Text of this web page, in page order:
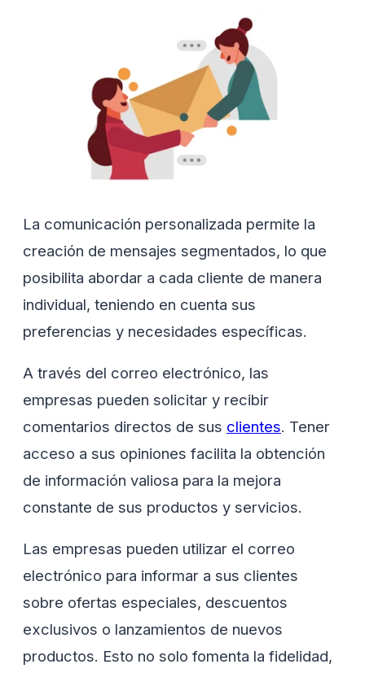
La comunicación personalizada permite la
creación de mensajes segmentados, lo que
posibilita abordar a cada cliente de manera
individual, teniendo en cuenta sus
preferencias y necesidades específicas.
A través del correo electrónico, las
empresas pueden solicitar y recibir
comentarios directos de sus clientes. Tener
acceso a sus opiniones facilita la obtención
de información valiosa para la mejora
constante de sus productos y servicios.
Las empresas pueden utilizar el correo
electrónico para informar a sus clientes
sobre ofertas especiales, descuentos
exclusivos o lanzamientos de nuevos
productos. Esto no solo fomenta la fidelidad,